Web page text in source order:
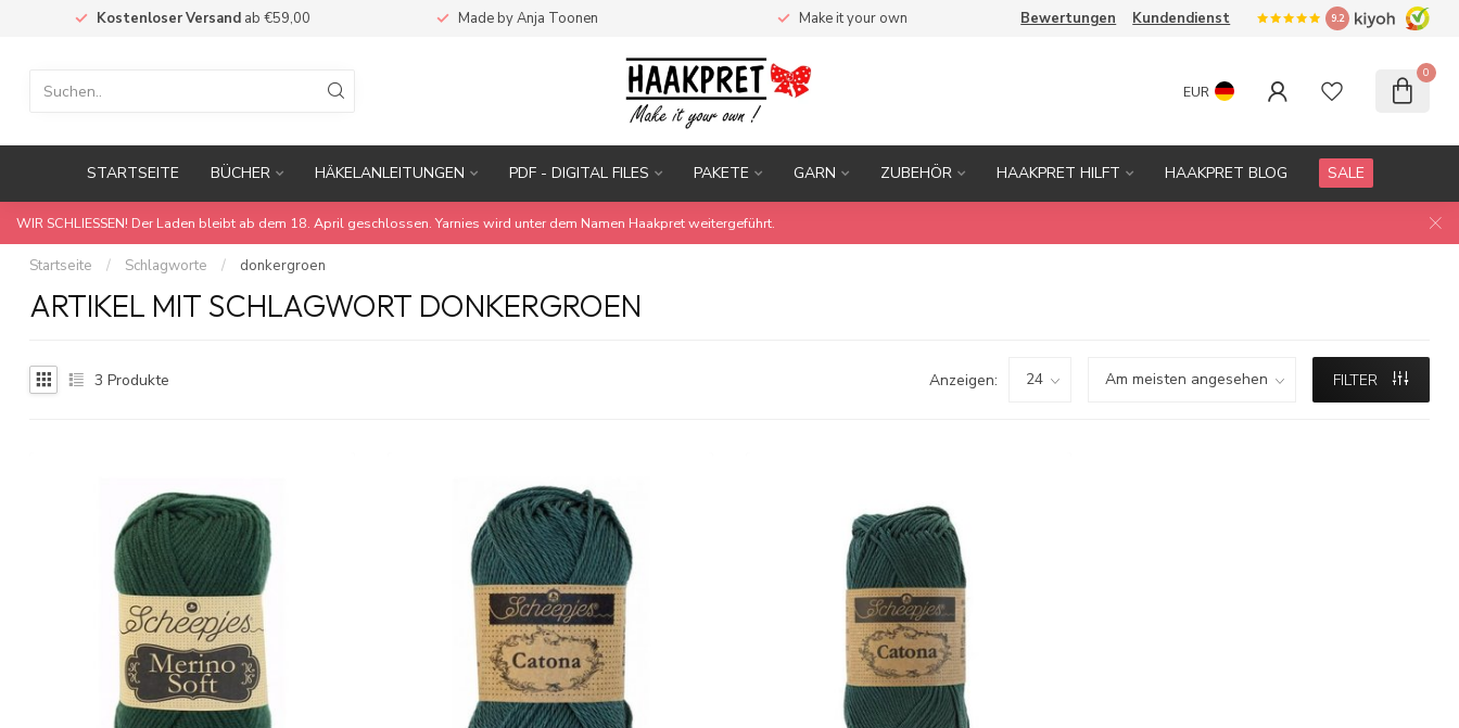
Kostenloser Versand ab €59,00 Made by Anja Toonen Make it your own Bewertungen Kundendienst 9.2
EUR
0
STARTSEITE BÜCHER HÄKELANLEITUNGEN PDF - DIGITAL FILES PAKETE GARN ZUBEHÖR HAAKPRET HILFT HAAKPRET BLOG SALE
WIR SCHLIESSEN! Der Laden bleibt ab dem 18. April geschlossen. Yarnies wird unter dem Namen Haakpret weitergeführt.
Startseite / Schlagworte / donkergroen
ARTIKEL MIT SCHLAGWORT DONKERGROEN
3 Produkte Anzeigen: FILTER